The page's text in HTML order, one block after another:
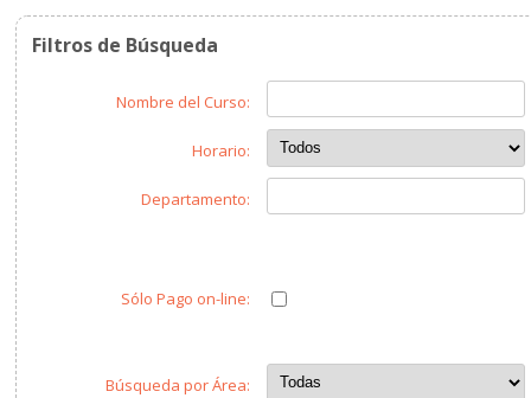
Filtros de Búsqueda
Nombre del Curso:
Horario:
Departamento:
Sólo Pago on-line:
Búsqueda por Área: